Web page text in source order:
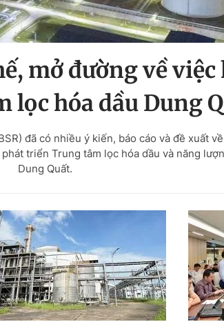
mở đường về
hóa dầu Dung
đã có nhiều ý kiến, báo cáo và đề xuất
triển Trung tâm lọc hóa dầu và năng
Dung Quất.